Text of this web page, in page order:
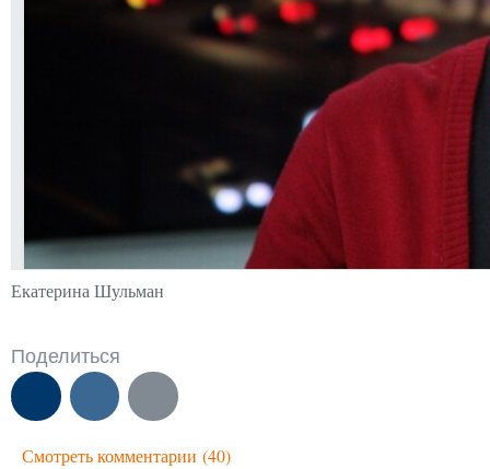
Екатерина Шульман
Поделиться
Смотреть комментарии (40)